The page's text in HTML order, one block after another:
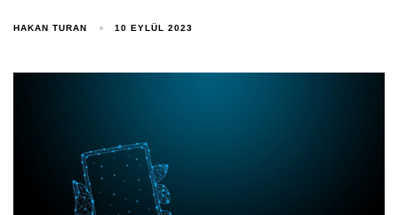
HAKAN TURAN 10 EYLÜL 2023